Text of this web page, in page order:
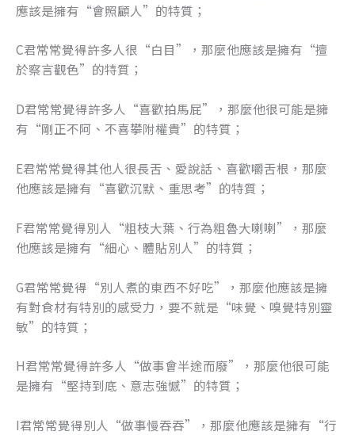
應該是擁有“會照顧人”的特質；
C君常常覺得許多人很“白目”，那麼他應該是擁有“擅
於察言觀色”的特質；
D君常常覺得許多人“喜歡拍馬屁”，那麼他很可能是擁
有“剛正不阿、不喜攀附權貴”的特質；
E君常常覺得其他人很長舌、愛說話、喜歡嚼舌根，那麼
他應該是擁有“喜歡沉默、重思考”的特質；
F君常常覺得別人“粗枝大葉、行為粗魯大喇喇”，那麼
他應該是擁有“細心、體貼別人”的特質；
G君常常覺得“別人煮的東西不好吃”，那麼他應該是擁
有對食材有特別的感受力，要不就是“味覺、嗅覺特別靈
敏”的特質；
H君常常覺得許多人“做事會半途而廢”，那麼他很可能
是擁有“堅持到底、意志強憾”的特質；
I君常常覺得別人“做事慢吞吞”，那麼他應該是擁有“行